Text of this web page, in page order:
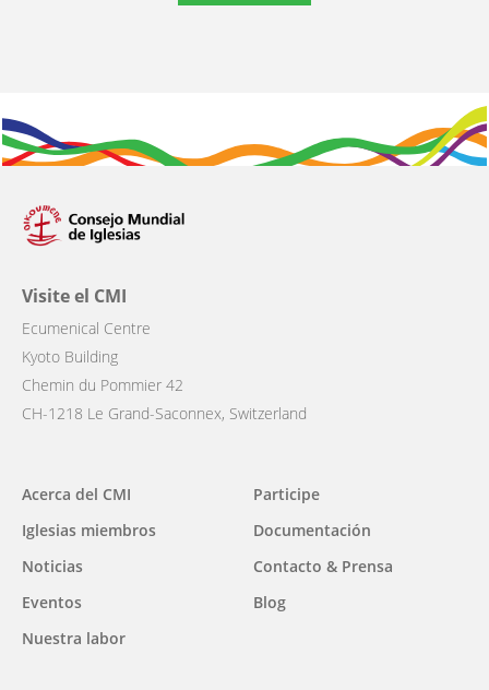
Visite el CMI
Ecumenical Centre
Kyoto Building
Chemin du Pommier 42
CH-1218 Le Grand-Saconnex, Switzerland
Main
navigation
Acerca del CMI
Iglesias miembros
Noticias
Eventos
Nuestra labor
Participe
Documentación
Contacto & Prensa
Blog